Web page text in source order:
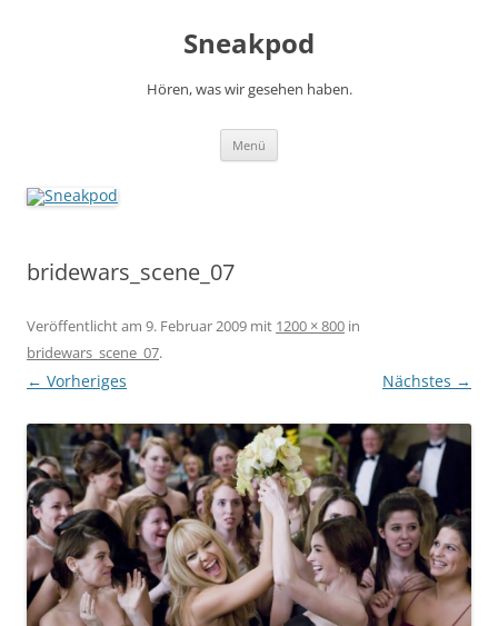
Sneakpod
Hören, was wir gesehen haben.
Menü
bridewars_scene_07
Veröffentlicht am 9. Februar 2009 mit 1200 × 800 in
bridewars_scene_07.
← Vorheriges Nächstes →